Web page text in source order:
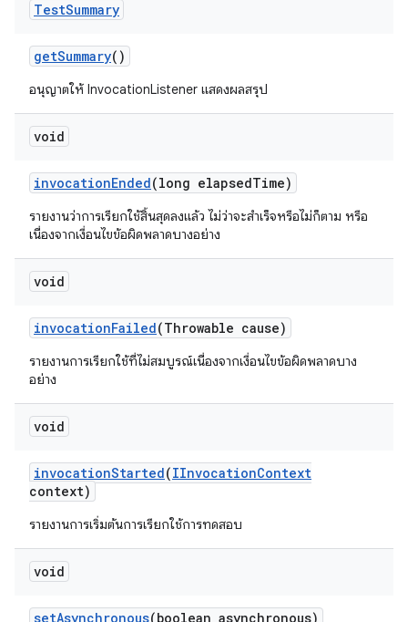
TestSummary
getSummary()
อนุญาตให้ InvocationListener แสดงผลสรุป
void
invocationEnded(long elapsedTime)
รายงานว่าการเรียกใช้สิ้นสุดลงแล้ว ไม่ว่าจะสำเร็จหรือไม่ก็ตาม หรือ
เนื่องจากเงื่อนไขข้อผิดพลาดบางอย่าง
void
invocationFailed(Throwable cause)
รายงานการเรียกใช้ที่ไม่สมบูรณ์เนื่องจากเงื่อนไขข้อผิดพลาดบาง
อย่าง
void
invocationStarted(IInvocationContext
context)
รายงานการเริ่มต้นการเรียกใช้การทดสอบ
void
setAsynchronous(boolean asynchronous)